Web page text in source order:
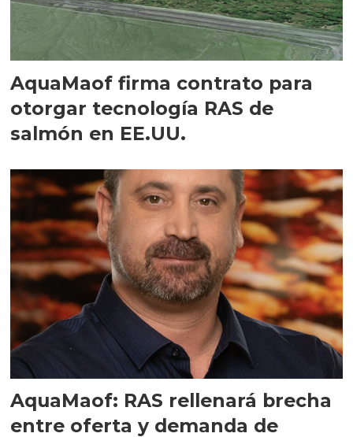
AquaMaof firma contrato para
otorgar tecnología RAS de
salmón en EE.UU.
AquaMaof: RAS rellenará brecha
entre oferta y demanda de